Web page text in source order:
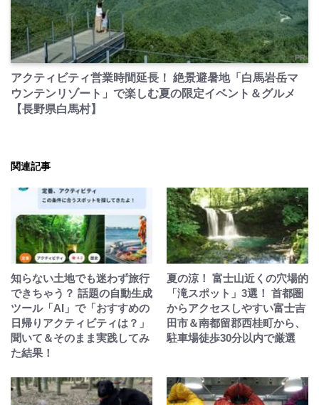
PR
アクティビティ営業時間延長！ 絶景避暑地「白馬岩岳マ
ウンテンリゾート」で楽しむ夏の限定イベント＆グルメ
【長野県白馬村】
関連記事
知らない土地でも迷わず旅行
できちゃう？ 話題の自動生成
ツール「AI」で「おすすめの
日帰りアクティビティは？」
聞いて＆そのまま実践してみ
た結果！
夏の涼！ 富士山近くの穴場的
「滝スポット」3選！ 首都圏
からアクセスしやすい富士吉
田市＆南都留郡西桂町から、
駐車場徒歩30分以内で厳選